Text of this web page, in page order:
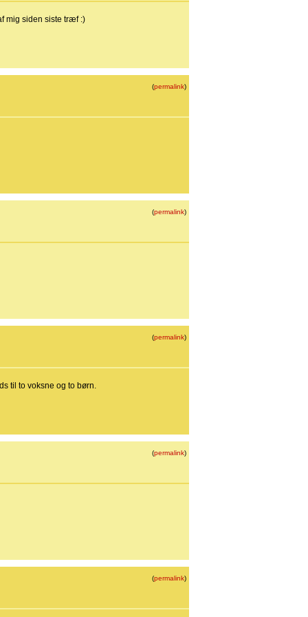
mig siden siste træf :)
(permalink)
(permalink)
(permalink)
til to voksne og to børn.
(permalink)
(permalink)